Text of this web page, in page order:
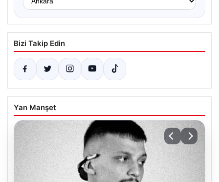
Bizi Takip Edin
Yan Manşet